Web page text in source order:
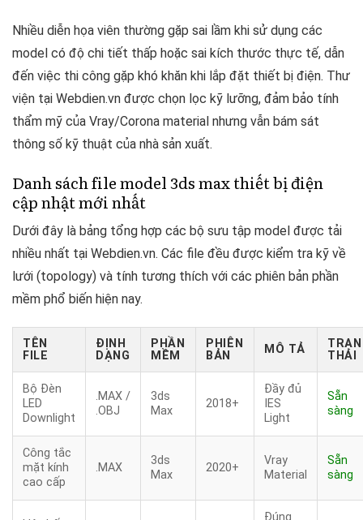
Nhiều diễn họa viên thường gặp sai lầm khi sử dụng các
model có độ chi tiết thấp hoặc sai kích thước thực tế, dẫn
đến việc thi công gặp khó khăn khi lắp đặt thiết bị điện. Thư
viện tại Webdien.vn được chọn lọc kỹ lưỡng, đảm bảo tính
thẩm mỹ của Vray/Corona material nhưng vẫn bám sát
thông số kỹ thuật của nhà sản xuất.
Danh sách file model 3ds max thiết bị điện
cập nhật mới nhất
Dưới đây là bảng tổng hợp các bộ sưu tập model được tải
nhiều nhất tại Webdien.vn. Các file đều được kiểm tra kỹ về
lưới (topology) và tính tương thích với các phiên bản phần
mềm phổ biến hiện nay.
TÊN
FILE
ĐỊNH
DẠNG
PHẦN
MỀM
PHIÊN
BẢN
MÔ TẢ
THÁI
Bộ Đèn
LED
Downlight
.MAX /
.OBJ
3ds
Max
2018+
Đầy đủ
IES
Light
Sẵn
sàng
Công tắc
mặt kính
cao cấp
.MAX
3ds
Max
2020+
Vray
Material
Sẵn
sàng